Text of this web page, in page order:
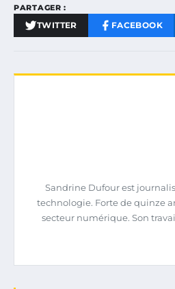
PARTAGER :
TWITTER FACEBOOK
Sandrine Dufour est
technologie. Forte de quinze
secteur numérique. Son